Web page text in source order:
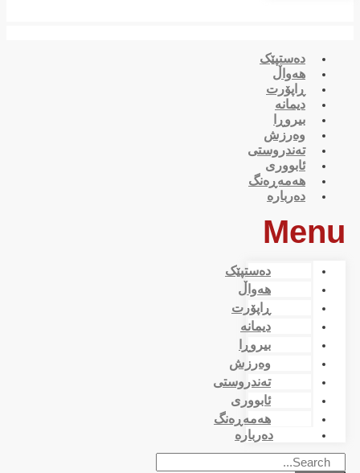
دەستپێک
هەواڵ
ڕاپۆرت
دیمانە
بیروڕا
وەرزش
تەندروستی
ئابووری
هەمەڕەنگ
دەربارە
Menu
دەستپێک
هەواڵ
ڕاپۆرت
دیمانە
بیروڕا
وەرزش
تەندروستی
ئابووری
هەمەڕەنگ
دەربارە